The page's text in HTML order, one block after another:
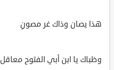
هذا يصان وذاك غر مصونِ
وظباك يا ابن أبي الفتوح معاقل